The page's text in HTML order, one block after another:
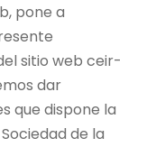
pone a
sitio web ceir-
dar
que dispone la
de la